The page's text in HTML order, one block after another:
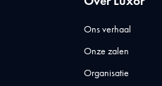
Ons verhaal
Onze zalen
Organisatie